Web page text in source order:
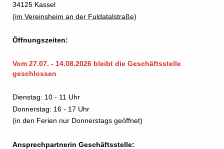
34125 Kassel
(im Vereinsheim an der Fuldatalstraße)
Öffnungszeiten:
Vom 27.07. - 14.08.2026 bleibt die Geschäftsstelle
geschlossen
Dienstag: 10 - 11 Uhr
Donnerstag: 16 - 17 Uhr
(in den Ferien nur Donnerstags geöffnet)
Ansprechpartnerin Geschäftsstelle: